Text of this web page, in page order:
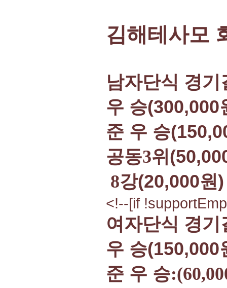
김해테사모
남자단식 경
우 승
준 우 승
공동3위
8강(20,000원)
<!--[if
여자단식 경
우 승
준 우 승